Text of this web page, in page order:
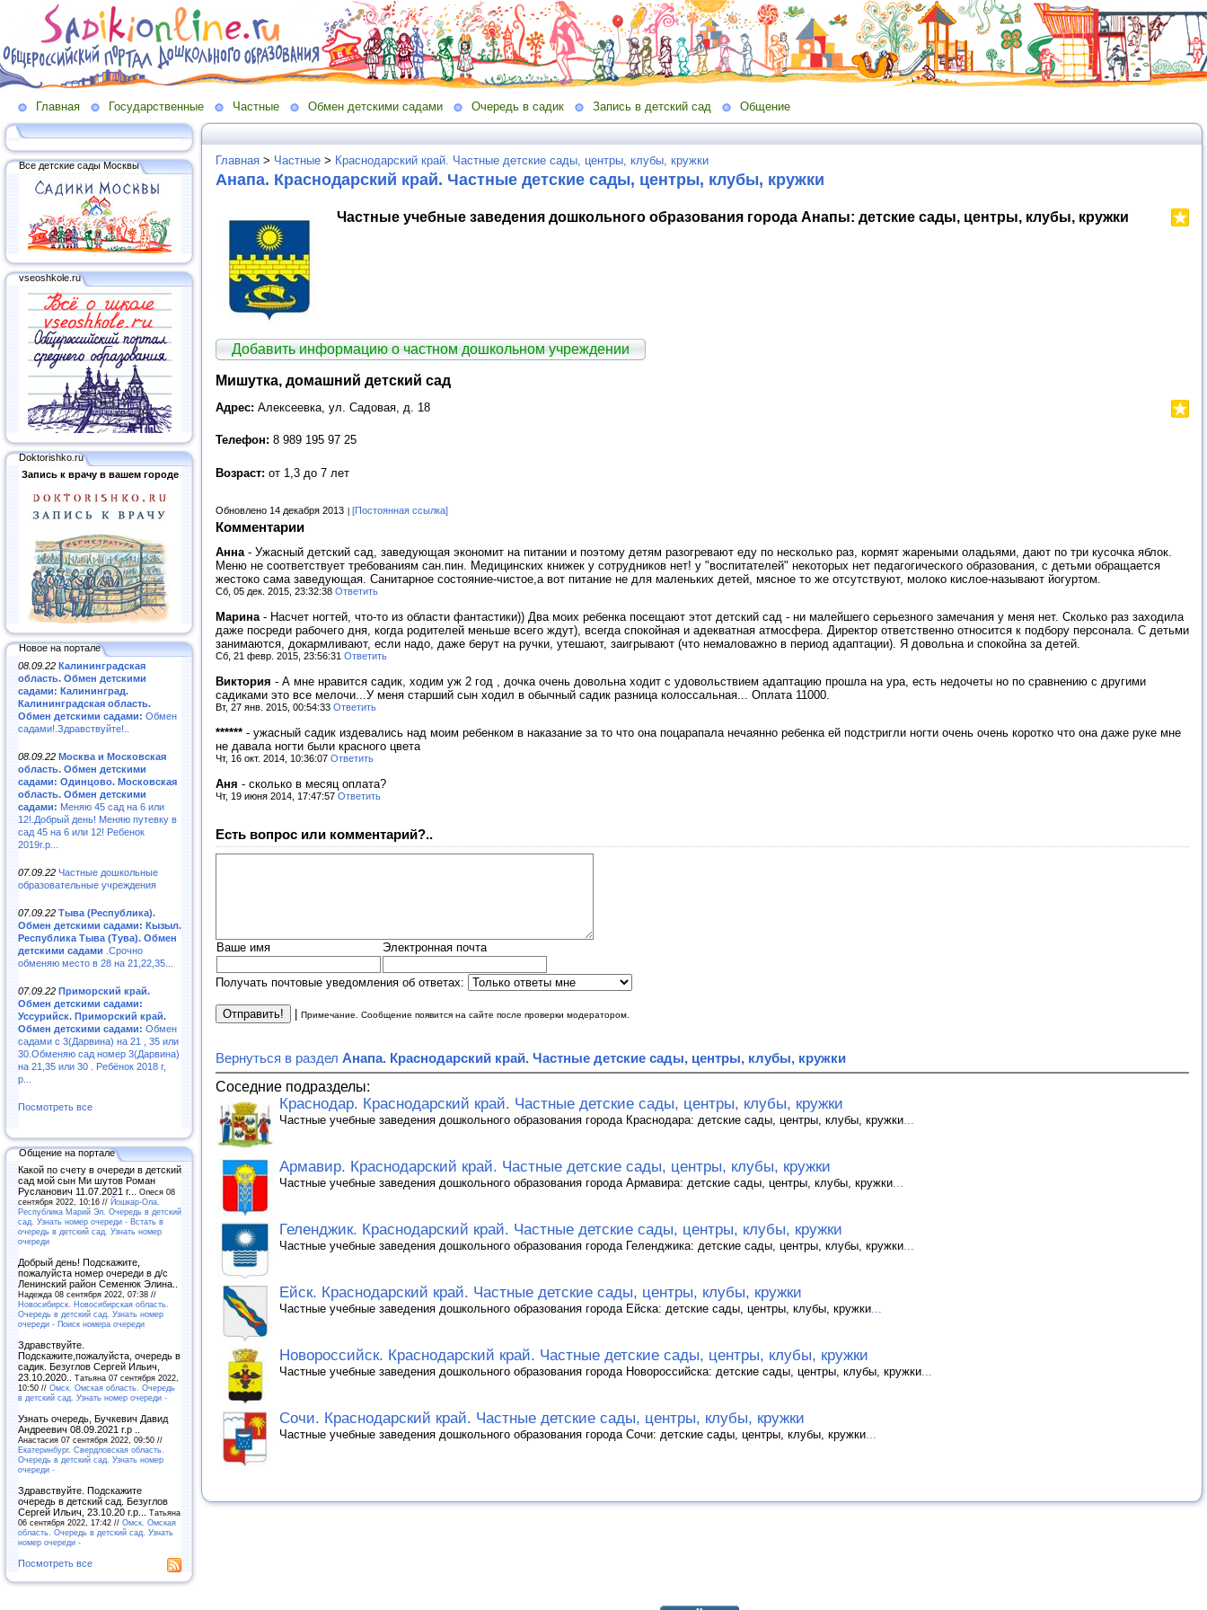
Главная Государственные Частные Обмен детскими садами Очередь в садик Запись в детский сад Общение
Все детские сады Москвы
vseoshkole.ru
Doktorishko.ru
Запись к врачу в вашем городе
Новое на портале
08.09.22 Калининградская
область. Обмен детскими
садами: Калининград.
Калининградская область.
Обмен детскими садами: Обмен
садами!.Здравствуйте!..
08.09.22 Москва и Московская
область. Обмен детскими
садами: Одинцово. Московская
область. Обмен детскими
садами: Меняю 45 сад на 6 или
12!.Добрый день! Меняю путевку в
сад 45 на 6 или 12! Ребенок
2019г.р...
07.09.22 Частные дошкольные
образовательные учреждения
07.09.22 Тыва (Республика).
Обмен детскими садами: Кызыл.
Республика Тыва (Тува). Обмен
детскими садами .Срочно
обменяю место в 28 на 21,22,35...
07.09.22 Приморский край.
Обмен детскими садами:
Уссурийск. Приморский край.
Обмен детскими садами: Обмен
садами с 3(Дарвина) на 21 , 35 или
30.Обменяю сад номер 3(Дарвина)
на 21,35 или 30 . Ребёнок 2018 г,
р...
Посмотреть все
Общение на портале
Какой по счету в очереди в детский
сад мой сын Ми шутов Роман
Русланович 11.07.2021 г... Олеся 08
сентября 2022, 10:16 // Йошкар-Ола.
Республика Марий Эл. Очередь в детский
сад. Узнать номер очереди - Встать в
очередь в детский сад. Узнать номер
очереди
Добрый день! Подскажите,
пожалуйста номер очереди в д/с
Ленинский район Семенюк Элина..
Надежда 08 сентября 2022, 07:38 //
Новосибирск. Новосибирская область.
Очередь в детский сад. Узнать номер
очереди - Поиск номера очереди
Здравствуйте.
Подскажите,пожалуйста, очередь в
садик. Безуглов Сергей Ильич,
23.10.2020.. Татьяна 07 сентября 2022,
10:50 // Омск. Омская область. Очередь
в детский сад. Узнать номер очереди -
Узнать очередь, Бучкевич Давид
Андреевич 08.09.2021 г.р ..
Анастасия 07 сентября 2022, 09:50 //
Екатеринбург. Свердловская область.
Очередь в детский сад. Узнать номер
очереди -
Здравствуйте. Подскажите
очередь в детский сад. Безуглов
Сергей Ильич, 23.10.20 г.р... Татьяна
06 сентября 2022, 17:42 // Омск. Омская
область. Очередь в детский сад. Узнать
номер очереди -
Посмотреть все
Главная > Частные > Краснодарский край. Частные детские сады, центры, клубы, кружки
Анапа. Краснодарский край. Частные детские сады, центры, клубы, кружки
Частные учебные заведения дошкольного образования города Анапы: детские сады, центры, клубы, кружки
Добавить информацию о частном дошкольном учреждении
Мишутка, домашний детский сад
Адрес: Алексеевка, ул. Садовая, д. 18
Телефон: 8 989 195 97 25
Возраст: от 1,3 до 7 лет
Обновлено 14 декабря 2013 [Постоянная ссылка]
Комментарии
Анна - Ужасный детский сад, заведующая экономит на питании и поэтому детям разогревают еду по несколько раз, кормят жареными оладьями, дают по три кусочка яблок.
Меню не соответствует требованиям сан.пин. Медицинских книжек у сотрудников нет! у "воспитателей" некоторых нет педагогического образования, с детьми обращается
жестоко сама заведующая. Санитарное состояние-чистое,а вот питание не для маленьких детей, мясное то же отсутствуют, молоко кислое-называют йогуртом.
Сб, 05 дек. 2015, 23:32:38 Ответить
Марина - Насчет ногтей, что-то из области фантастики)) Два моих ребенка посещают этот детский сад - ни малейшего серьезного замечания у меня нет. Сколько раз заходила
даже посреди рабочего дня, когда родителей меньше всего ждут), всегда спокойная и адекватная атмосфера. Директор ответственно относится к подбору персонала. С детьми
занимаются, докармливают, если надо, даже берут на ручки, утешают, заигрывают (что немаловажно в период адаптации). Я довольна и спокойна за детей.
Сб, 21 февр. 2015, 23:56:31 Ответить
Виктория - А мне нравится садик, ходим уж 2 год , дочка очень довольна ходит с удовольствием адаптацию прошла на ура, есть недочеты но по сравнению с другими
садиками это все мелочи...У меня старший сын ходил в обычный садик разница колоссальная... Оплата 11000.
Вт, 27 янв. 2015, 00:54:33 Ответить
****** - ужасный садик издевались над моим ребенком в наказание за то что она поцарапала нечаянно ребенка ей подстригли ногти очень очень коротко что она даже руке мне
не давала ногти были красного цвета
Чт, 16 окт. 2014, 10:36:07 Ответить
Аня - сколько в месяц оплата?
Чт, 19 июня 2014, 17:47:57 Ответить
Есть вопрос или комментарий?..
Ваше имя Электронная почта
Получать почтовые уведомления об ответах:
Примечание. Сообщение появится на сайте после проверки модератором.
Вернуться в раздел Анапа. Краснодарский край. Частные детские сады, центры, клубы, кружки
Соседние подразделы:
Краснодар. Краснодарский край. Частные детские сады, центры, клубы, кружки
Частные учебные заведения дошкольного образования города Краснодара: детские сады, центры, клубы, кружки...
Армавир. Краснодарский край. Частные детские сады, центры, клубы, кружки
Частные учебные заведения дошкольного образования города Армавира: детские сады, центры, клубы, кружки...
Геленджик. Краснодарский край. Частные детские сады, центры, клубы, кружки
Частные учебные заведения дошкольного образования города Геленджика: детские сады, центры, клубы, кружки...
Ейск. Краснодарский край. Частные детские сады, центры, клубы, кружки
Частные учебные заведения дошкольного образования города Ейска: детские сады, центры, клубы, кружки...
Новороссийск. Краснодарский край. Частные детские сады, центры, клубы, кружки
Частные учебные заведения дошкольного образования города Новороссийска: детские сады, центры, клубы, кружки...
Сочи. Краснодарский край. Частные детские сады, центры, клубы, кружки
Частные учебные заведения дошкольного образования города Сочи: детские сады, центры, клубы, кружки...